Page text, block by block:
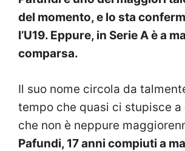
del momento, e lo sta
l’U19. Eppure, in Serie A è a
comparsa.
Il suo nome circola da
tempo che quasi ci stupisce a
che non è neppure
Pafundi, 17 anni compiuti a